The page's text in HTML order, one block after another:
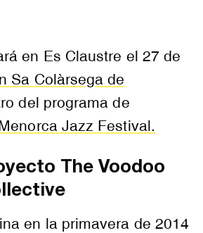
en Es Claustre el 27 de
Sa Colàrsega de
del programa de
Jazz Festival.
The Voodoo
en la primavera de 2014